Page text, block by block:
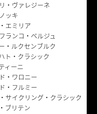
・ヴァレジーネ
ッキ
エミリア
ランコ・ベルジュ
・ルクセンブルク
ト・クラシック
ィーニ
・ワロニー
・フルミー
サイクリング・クラシック
ブリテン